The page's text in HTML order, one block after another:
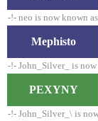
-!- neo is now known
Mephisto
-!- John_Silver_ is
PEXYNY
-!- John_Silver_\ is